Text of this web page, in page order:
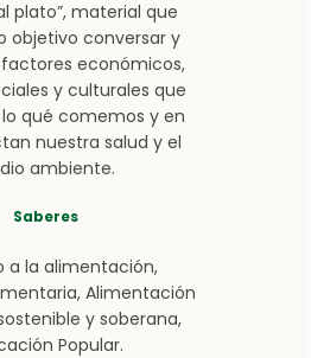
plato”, material que
objetivo conversar y
factores económicos,
y culturales que
qué comemos y en
nuestra salud y el
ambiente.
Saberes
a la alimentación,
Alimentación
y soberana,
Popular.